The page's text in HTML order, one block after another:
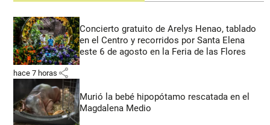
Concierto gratuito de Arelys Henao, tablado
en el Centro y recorridos por Santa Elena
este 6 de agosto en la Feria de las Flores
hace 7 horas share
Murió la bebé hipopótamo rescatada en el
Magdalena Medio